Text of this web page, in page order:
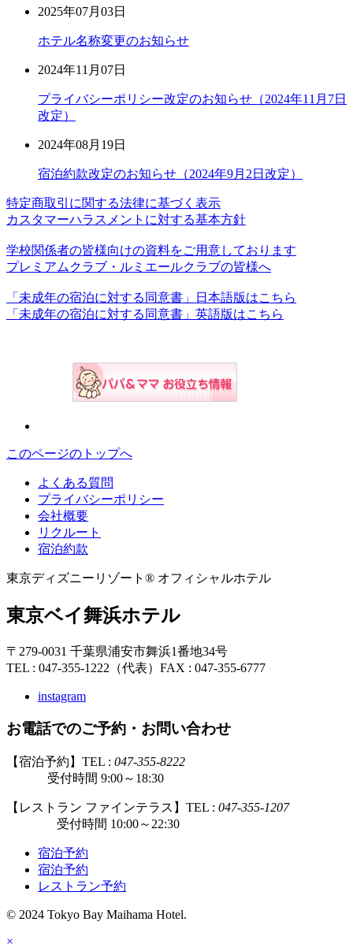
2025年07月03日
ホテル名称変更のお知らせ
2024年11月07日
プライバシーポリシー改定のお知らせ（2024年11月7日
改定）
2024年08月19日
宿泊約款改定のお知らせ（2024年9月2日改定）
特定商取引に関する法律に基づく表示
カスタマーハラスメントに対する基本方針
学校関係者の皆様向けの資料をご用意しております
プレミアムクラブ・ルミエールクラブの皆様へ
「未成年の宿泊に対する同意書」日本語版はこちら
「未成年の宿泊に対する同意書」英語版はこちら
このページのトップへ
よくある質問
プライバシーポリシー
会社概要
リクルート
宿泊約款
東京ディズニーリゾート® オフィシャルホテル
東京ベイ舞浜ホテル
〒279-0031 千葉県浦安市舞浜1番地34号
TEL : 047-355-1222（代表） FAX : 047-355-6777
instagram
お電話でのご予約・お問い合わせ
【宿泊予約】TEL : 047-355-8222
受付時間 9:00～18:30
【レストラン ファインテラス】TEL : 047-355-1207
受付時間 10:00～22:30
宿泊予約
宿泊予約
レストラン予約
© 2024 Tokyo Bay Maihama Hotel.
×